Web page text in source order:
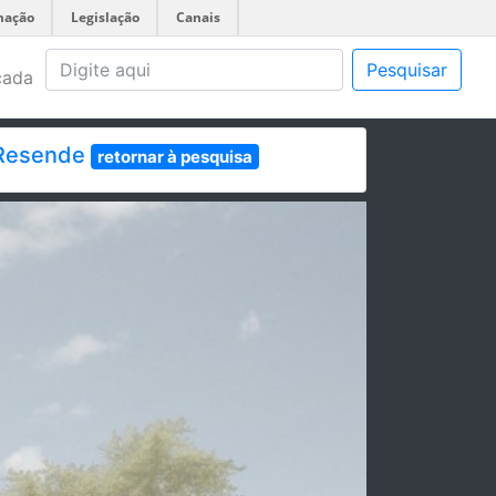
Legislação Canais
Pesquisar
retornar à pesquisa